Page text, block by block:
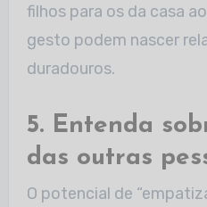
filhos para os da casa
gesto podem nascer
duradouros.
5. Entenda
das outras
O potencial de